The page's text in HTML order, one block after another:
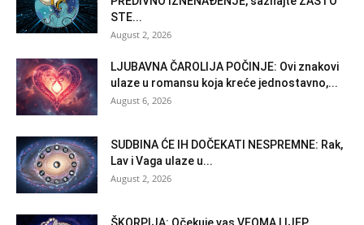
STE...
August 2, 2026
LJUBAVNA ČAROLIJA POČINJE: Ovi znakovi
ulaze u romansu koja kreće jednostavno,...
August 6, 2026
SUDBINA ĆE IH DOČEKATI NESPREMNE: Rak,
Lav i Vaga ulaze u...
August 2, 2026
ŠKORPIJA: Očekuje vas VEOMA LIJEP